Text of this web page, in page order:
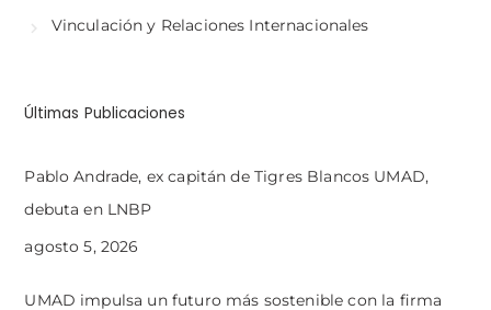
Vinculación y Relaciones Internacionales
Últimas Publicaciones
Pablo Andrade, ex capitán de Tigres Blancos UMAD,
debuta en LNBP
agosto 5, 2026
UMAD impulsa un futuro más sostenible con la firma